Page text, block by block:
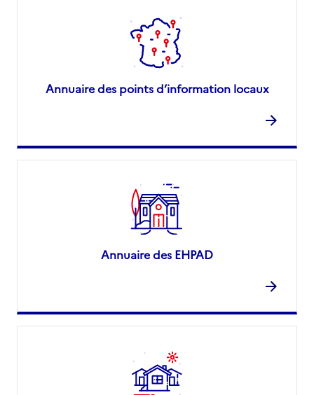
Annuaire des points d’information locaux
Annuaire des EHPAD